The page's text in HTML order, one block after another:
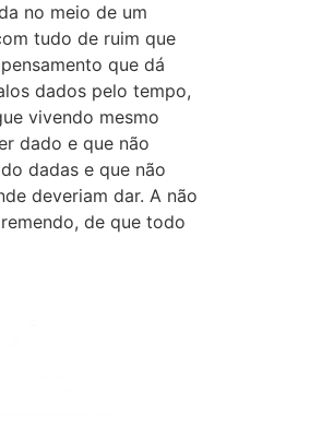
no meio de um
tudo de ruim que
que dá
dados pelo tempo,
vivendo mesmo
dado e que não
dadas e que não
deveriam dar. A não
de que todo